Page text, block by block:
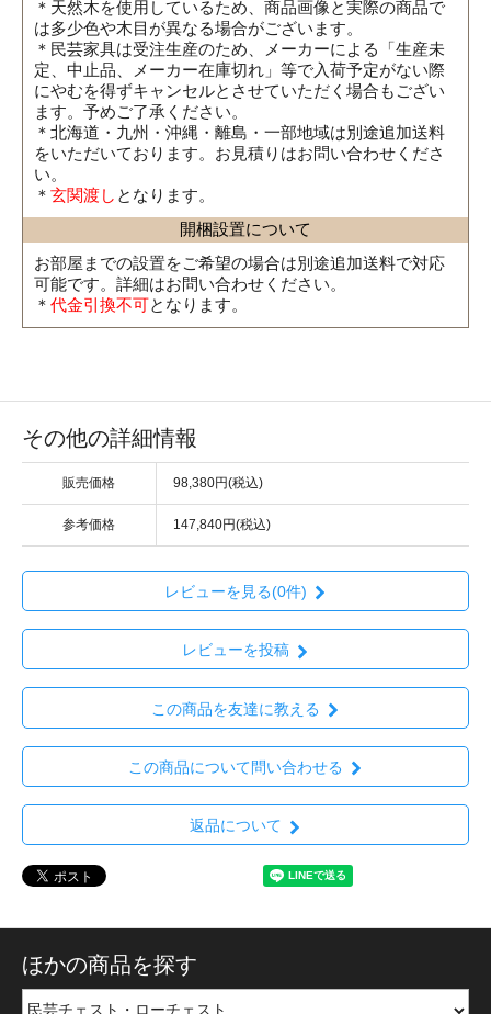
＊天然木を使用しているため、商品画像と実際の商品で
は多少色や木目が異なる場合がございます。
＊民芸家具は受注生産のため、メーカーによる「生産未
定、中止品、メーカー在庫切れ」等で入荷予定がない際
にやむを得ずキャンセルとさせていただく場合もござい
ます。予めご了承ください。
＊北海道・九州・沖縄・離島・一部地域は別途追加送料
をいただいております。お見積りはお問い合わせくださ
い。
＊ 玄関渡し となります。
開梱設置について
お部屋までの設置をご希望の場合は別途追加送料で対応
可能です。詳細はお問い合わせください。
＊ 代金引換不可となります。
その他の詳細情報
販売価格 98,380円(税込)
参考価格 147,840円(税込)
レビューを見る(0件)
レビューを投稿
この商品を友達に教える
この商品について問い合わせる
返品について
ほかの商品を探す